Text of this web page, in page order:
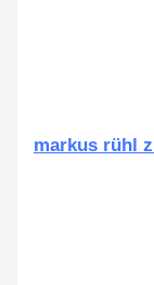
markus rühl